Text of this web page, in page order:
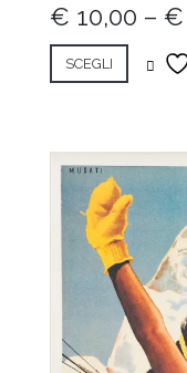
€ 10,00 – €
SCEGLI